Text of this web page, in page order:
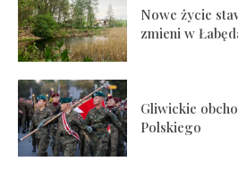
Nowe życie
zmieni w
Gliwickie
Polskiego